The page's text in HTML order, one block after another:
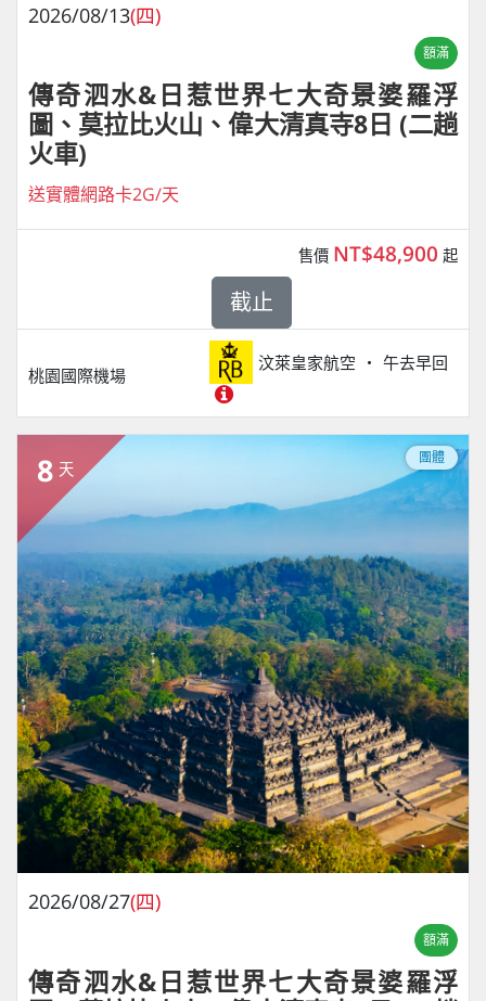
2026/08/13(四)
額滿
傳奇泗水&日惹世界七大奇景婆羅浮
圖、莫拉比火山、偉大清真寺8日 (二趟
火車)
送實體網路卡2G/天
桃園國際機場
汶萊皇家航空 午去早回
售價 NT$48,900 起
截止
8 天
團體
2026/08/27(四)
額滿
傳奇泗水&日惹世界七大奇景婆羅浮